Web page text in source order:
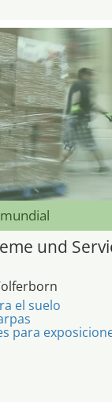
und
el suelo
para